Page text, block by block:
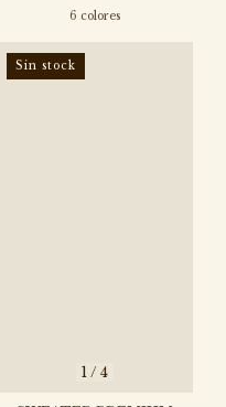
6 colores
1/ 4
Sin stock